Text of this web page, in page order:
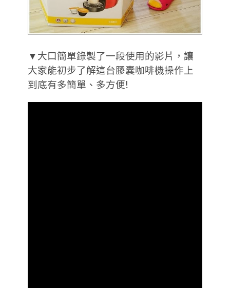
▼大口簡單錄製了一段使用的影片，讓
大家能初步了解這台膠囊咖啡機操作上
到底有多簡單、多方便!